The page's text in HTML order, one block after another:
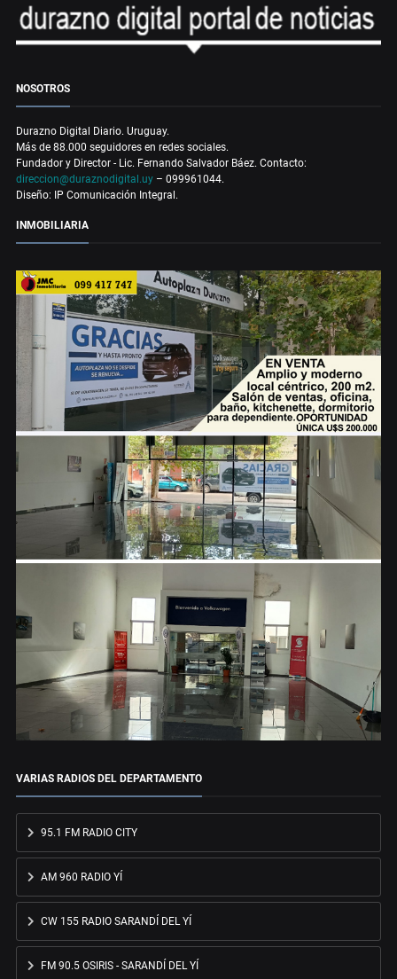
NOSOTROS
Durazno Digital Diario. Uruguay.
Más de 88.000 seguidores en redes sociales.
Fundador y Director - Lic. Fernando Salvador Báez. Contacto:
direccion@duraznodigital.uy – 099961044.
Diseño: IP Comunicación Integral.
INMOBILIARIA
VARIAS RADIOS DEL DEPARTAMENTO
95.1 FM RADIO CITY
AM 960 RADIO YÍ
CW 155 RADIO SARANDÍ DEL YÍ
FM 90.5 OSIRIS - SARANDÍ DEL YÍ